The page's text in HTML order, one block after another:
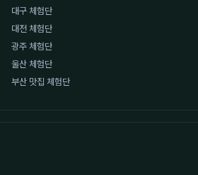
대구 체험단
대전 체험단
광주 체험단
울산 체험단
부산 맛집 체험단